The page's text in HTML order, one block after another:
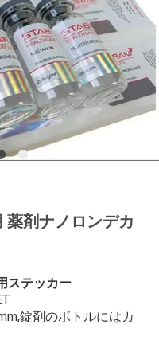
薬剤ナノロンデカ
ステッカー
錠剤のボトルにはカ